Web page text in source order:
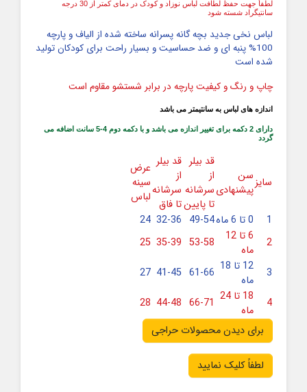
لطفاً جهت حفظ لطافت لباس نوزاد و کودک در دمای کمتر از 30 درجه
سانتیگراد شسته شود
لباس نخی جدید بچه گانه پسرانه ساخته شده از الیاف و پارچه
100% پنبه ای و ضد حساسیت و بسیار راحت برای کودکان تولید
شده است
چاپ و رنگ و کیفیت پارچه در برابر شستشو مقاوم است
اندازه های لباس به سانتیمتر می باشد
دارای 2 دکمه برای تغییر اندازه می باشد و با دکمه دوم 4-5 سانت اضافه می
گردد
سایزسن
پیشنهادی
قد بیلر
از
سرشانه
تا پایین
قد بیلر
از
سرشانه
تا فاق
عرض
سینه
لباس
1
0 تا 6 ماه 49-54
32-36
24
2
6 تا 12
ماه
53-58
35-39
25
3
12 تا 18
ماه
61-66
41-45
27
4
18 تا 24
ماه
66-71
44-48
28
برای دیدن محصولات حراجی
لطفاً کلیک نمایید